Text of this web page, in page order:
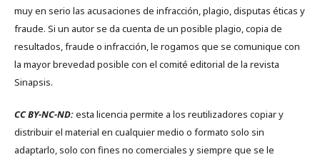
muy en serio las acusaciones de infracción, plagio, disputas éticas y
fraude. Si un autor se da cuenta de un posible plagio, copia de
resultados, fraude o infracción, le rogamos que se comunique con
la mayor brevedad posible con el comité editorial de la revista
Sinapsis.
CC BY-NC-ND:esta licencia permite a los reutilizadores copiar y
distribuir el material en cualquier medio o formato solo sin
adaptarlo, solo con fines no comerciales y siempre que se le